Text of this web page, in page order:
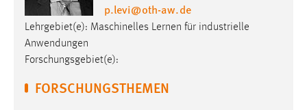
p.levi@oth-aw.de
Lehrgebiet(e): Maschinelles Lernen für industrielle
Anwendungen
Forschungsgebiet(e):
FORSCHUNGSTHEMEN